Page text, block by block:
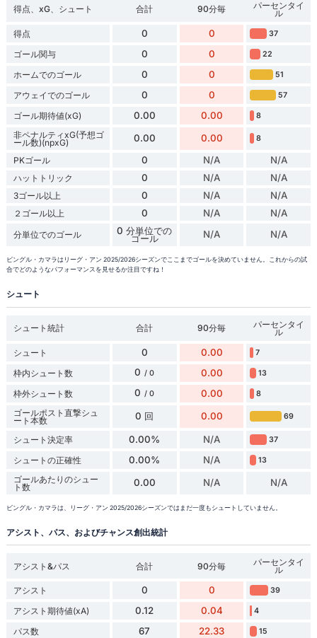
得点、xG、シュート 合計 90分毎 パーセンタイ
ル
得点
0 0 37
ゴール関与 0 0 22
ホームでのゴール 0 0 51
アウェイでのゴール 0 0 57
ゴール期待値(xG) 0.00 0.00 8
非ペナルティxG(予想ゴ
ール数)(npxG) 0.00 0.00 8
PKゴール 0 N/A N/A
ハットトリック 0 N/A N/A
3ゴール以上 0 N/A N/A
２ゴール以上 0 N/A N/A
分単位でのゴール 0 分単位での
ゴール N/A N/A
ビングル・カマラはリーグ・アン 2025/2026シーズンでここまでゴールを決めていません。これからの試
合でどのようなパフォーマンスを見せるか注目ですね！
シュート
シュート統計 合計 90分毎 パーセンタイ
ル
シュート
0 0.00 7
枠内シュート数 0 / 0 0.00 13
枠外シュート数 0 / 0 0.00 8
ゴールポスト直撃シュ
ート本数 0 回 0.00 69
シュート決定率 0.00% N/A 37
シュートの正確性 0.00% N/A 13
ゴールあたりのシュー
ト数 0.00 N/A N/A
ビングル・カマラは、リーグ・アン 2025/2026シーズンではまだ一度もシュートしていません。
アシスト、パス、およびチャンス創出統計
アシスト&パス 合計 90分毎 パーセンタイ
ル
アシスト
0 0 39
アシスト期待値(xA) 0.12 0.04 4
パス数 67 22.33 15